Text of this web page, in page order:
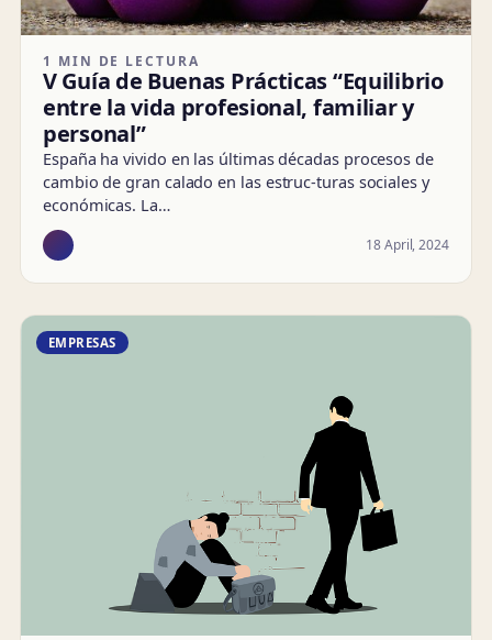
1 MIN DE LECTURA
V Guía de Buenas Prácticas “Equilibrio
entre la vida profesional, familiar y
personal”
España ha vivido en las últimas décadas procesos de
cambio de gran calado en las estruc-turas sociales y
económicas. La…
18 April, 2024
EMPRESAS